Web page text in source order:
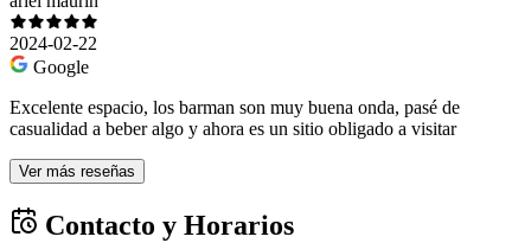
2024-02-22
Google
Excelente espacio, los barman son muy buena onda, pasé de
casualidad a beber algo y ahora es un sitio obligado a visitar
Ver más reseñas
Contacto y Horarios